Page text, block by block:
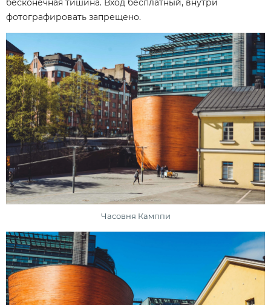
бесконечная тишина. Вход бесплатный, внутри
фотографировать запрещено.
Часовня Камппи